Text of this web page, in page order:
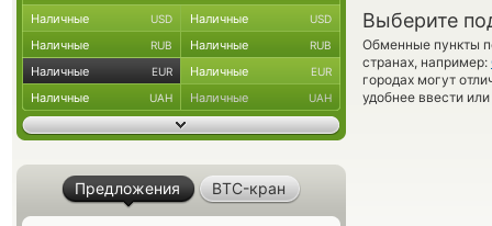
Выберите
Обменные пункты
странах, например:
городах могут
удобнее ввести
Наличные USD Наличные USD
Наличные RUB Наличные RUB
Наличные EUR Наличные EUR
Наличные UAH Наличные UAH
Предложения BTC-кран